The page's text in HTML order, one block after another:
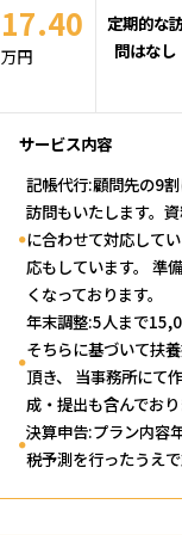
17.40
万円
定期的な
問はなし
サービス内容
記帳代行:顧問先の9
訪問もいたします。
に合わせて対応して
応もしています。 準
くなっております。
年末調整:5人まで
そちらに基づいて扶
頂き、 当事務所にて
成・提出も含んでおり
決算申告:プラン内容
税予測を行ったうえ